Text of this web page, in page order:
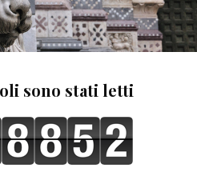
sono stati letti